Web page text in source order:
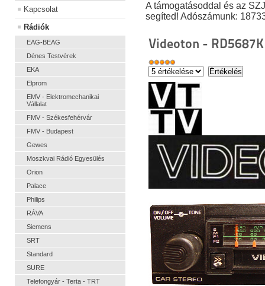
Kapcsolat
Rádiók
EAG-BEAG
Dénes Testvérek
EKA
Elprom
EMV - Elektromechanikai
Vállalat
FMV - Székesfehérvár
FMV - Budapest
Gewes
Moszkvai Rádió Egyesülés
Orion
Palace
Philips
RÁVA
Siemens
SRT
Standard
SURE
Telefongyár - Terta - TRT
A támogatásoddal és az
segíted! Adószámunk:
Videoton - RD5687K